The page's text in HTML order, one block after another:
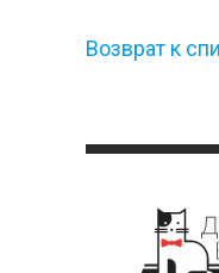
Возврат к